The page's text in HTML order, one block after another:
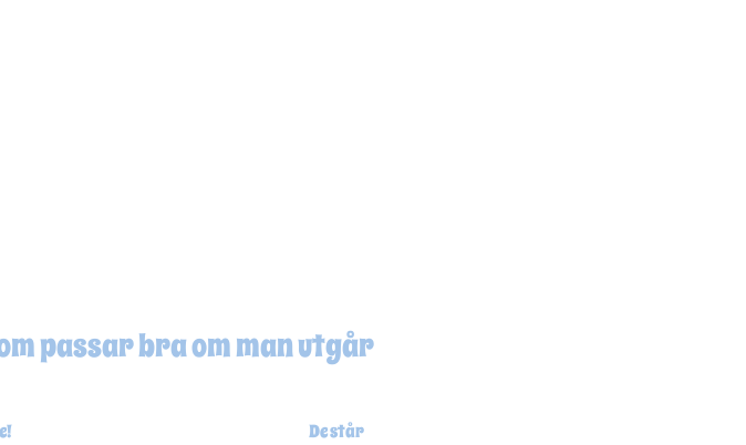
passar bra om man utgår
lockande! De står